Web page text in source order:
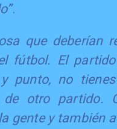
.
que deberían
fútbol. El
punto, no
de otro partido.
gente y también